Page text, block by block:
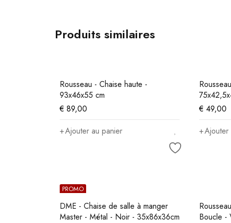
Produits similaires
Rousseau - Chaise haute -
93x46x55 cm
€ 89,00
Ajouter au panier
€ 49,00
Ajouter
PROMO
DME - Chaise de salle à manger
Master - Métal - Noir - 35x86x36cm
Boucle -